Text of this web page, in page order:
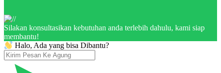
Silakan konsultasikan kebutuhan anda terlebih dahulu, kami siap
membantu!
Halo, Ada yang bisa Dibantu?